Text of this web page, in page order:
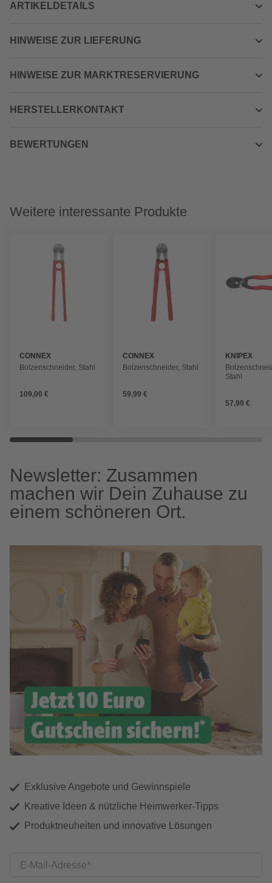
ARTIKELDETAILS
HINWEISE ZUR LIEFERUNG
HINWEISE ZUR MARKTRESERVIERUNG
HERSTELLERKONTAKT
BEWERTUNGEN
Weitere interessante Produkte
CONNEX
Bolzenschneider, Stahl
109,00 €
CONNEX
Bolzenschneider, Stahl
59,99 €
KNIPEX
Stahl
57,99 €
Newsletter: Zusammen
machen wir Dein Zuhause zu
einem schöneren Ort.
Exklusive Angebote und Gewinnspiele
Kreative Ideen & nützliche Heimwerker-Tipps
Produktneuheiten und innovative Lösungen
E-Mail-Adresse